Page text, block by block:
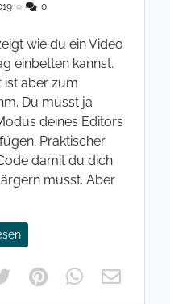
◌ 0
wie du ein Video
einbetten kannst.
ist aber zum
Du musst ja
deines Editors
Praktischer
damit du dich
musst. Aber